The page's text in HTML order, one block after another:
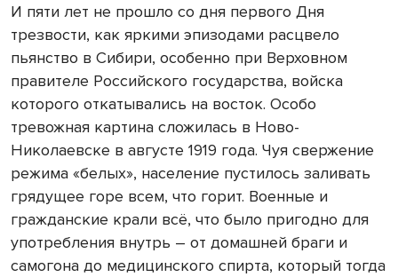
И пяти лет не прошло со дня первого Дня
трезвости, как яркими эпизодами расцвело
пьянство в Сибири, особенно при Верховном
правителе Российского государства, войска
которого откатывались на восток. Особо
тревожная картина сложилась в Ново-
Николаевске в августе 1919 года. Чуя свержение
режима «белых», население пустилось заливать
грядущее горе всем, что горит. Военные и
гражданские крали всё, что было пригодно для
употребления внутрь – от домашней браги и
самогона до медицинского спирта, который тогда